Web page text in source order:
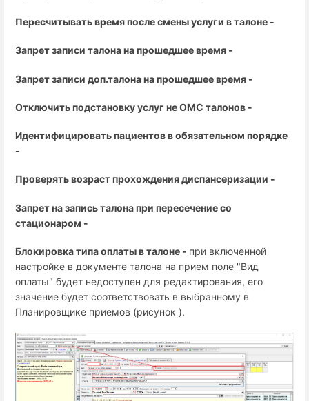
Пересчитывать время после смены услуги в талоне -
Запрет записи талона на прошедшее время -
Запрет записи доп.талона на прошедшее время -
Отключить подстановку услуг не ОМС талонов -
Идентифицировать пациентов в обязательном порядке
-
Проверять возраст прохождения диспансеризации -
Запрет на запись талона при пересечение со
стационаром -
Блокировка типа оплаты в талоне - при включенной
настройке в документе талона на прием поле "Вид
оплаты" будет недоступен для редактирования, его
значение будет соответствовать в выбранному в
Планировщике приемов (рисунок ).